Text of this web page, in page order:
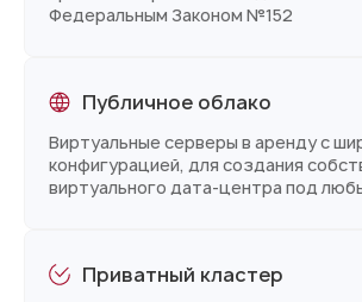
Федеральным Законом №152
Публичное облако
Виртуальные серверы в аренду с
конфигурацией, для создания
виртуального дата-центра под
Приватный кластер